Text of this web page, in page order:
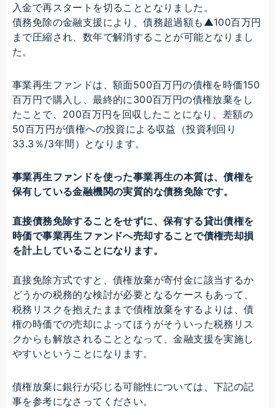
入金で再スタートを切ることとなりました。
債務免除の金融支援により、債務超過額も▲100百万円
まで圧縮され、数年で解消することが可能となりまし
た。
事業再生ファンドは、額面500百万円の債権を時価150
百万円で購入し、最終的に300百万円の債権放棄をし
たことで、200百万円を回収したことになり、差額の
50百万円が債権への投資による収益（投資利回り
33.3％/3年間）となります。
事業再生ファンドを使った事業再生の本質は、債権を
保有している金融機関の実質的な債務免除です。
直接債務免除することをせずに、保有する貸出債権を
時価で事業再生ファンドへ売却することで債権売却損
を計上していることになります。
直接免除方式ですと、債権放棄が寄付金に該当するか
どうかの税務的な検討が必要となるケースもあって、
税務リスクを抱えたままで債権放棄をするよりは、債
権の時価での売却によってほうがそういった税務リス
クからも解放されることとなって、金融支援を実施し
やすいということになります。
債権放棄に銀行が応じる可能性については、下記の記
事を参考になさってください。